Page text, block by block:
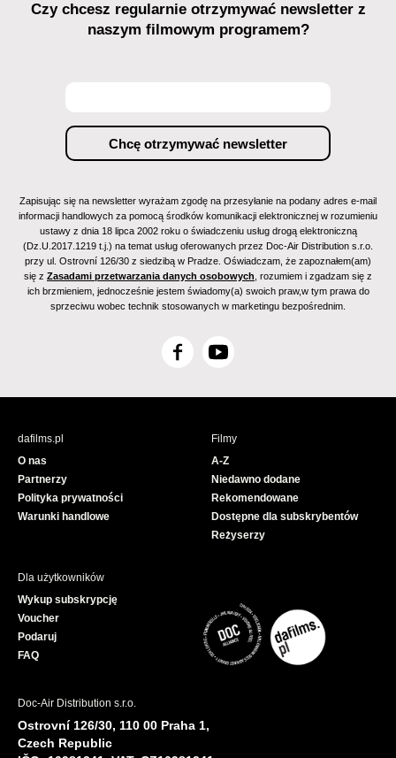
Czy chcesz regularnie otrzymywać newsletter z
naszym filmowym programem?
Zapisując się na newsletter wyrażam zgodę na przesyłanie na podany adres e-mail
informacji handlowych za pomocą środków komunikacji elektronicznej w rozumieniu
ustawy z dnia 18 lipca 2002 roku o świadczeniu usług drogą elektroniczną
(Dz.U.2017.1219 t.j.) na temat usług oferowanych przez Doc-Air Distribution s.r.o.
przy ul. Ostrovní 126/30 z siedzibą w Pradze. Oświadczam, że zapoznałem(am)
się z Zasadami przetwarzania danych osobowych , rozumiem i zgadzam się z
ich brzmieniem, jednocześnie jestem świadomy(a) swoich praw,w tym prawa do
sprzeciwu wobec technik stosowanych w marketingu bezpośrednim.
F
c
Y
u
e
dafilms.pl
O nas
Partnerzy
Polityka prywatności
Warunki handlowe
Filmy
A-Z
Niedawno dodane
Rekomendowane
Dostępne dla subskrybentów
Reżyserzy
Dla użytkowników
Wykup subskrypcję
Voucher
Podaruj
FAQ
Doc-Air Distribution s.r.o.
Ostrovní 126/30, 110 00 Praha 1,
Czech Republic